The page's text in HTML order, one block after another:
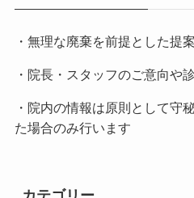
・無理な廃棄を前提とした提
・院長・スタッフのご意向や
・院内の情報は原則として守
た場合のみ行います